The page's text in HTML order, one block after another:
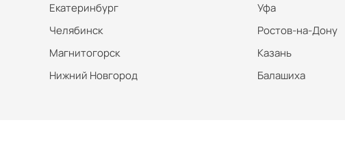
Екатеринбург
Челябинск
Магнитогорск
Нижний Новгород
Уфа
Ростов-на-Дону
Казань
Балашиха